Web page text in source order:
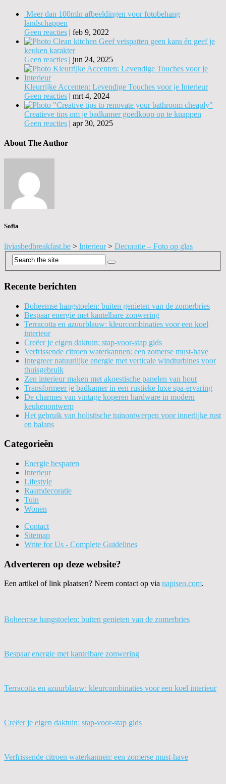
Meer dan 100mln afbeeldingen voor fotobehang
landschappen
Geen reacties | feb 9, 2022
Geef vetspatten geen kans én geef je
keuken karakter
Geen reacties | jun 24, 2025
Kleurrijke Accenten: Levendige Touches voor je Interieur
Geen reacties | mrt 4, 2024
Creatieve tips om je badkamer goedkoop op te knappen
Geen reacties | apr 30, 2025
About The Author
Sofia
liviasbedbreakfast.be > Interieur> Decoratie – Foto op glas
Recente berichten
Boheemse hangstoelen: buiten genieten van de zomerbries
Bespaar energie met kantelbare zonwering
Terracotta en azuurblauw: kleurcombinaties voor een koel
interieur
Creëer je eigen daktuin: stap-voor-stap gids
Verfrissende citroen waterkannen: een zomerse must-have
Integreer natuurlijke energie met verticale windturbines voor
thuisgebruik
Zen interieur maken met akoestische panelen van hout
Transformeer je badkamer in een rustieke luxe spa-ervaring
De charmes van vintage koperen hardware in modern
keukenontwerp
Het gebruik van holistische tuinontwerpen voor innerlijke rust
en balans
Categorieën
Energie besparen
Interieur
Lifestyle
Raamdecoratie
Tuin
Wonen
Contact
Sitemap
Write for Us - Complete Guidelines
Adverteren op deze website?
Een artikel of link plaatsen? Neem contact op via napiseo.com.
Boheemse hangstoelen: buiten genieten van de zomerbries
Bespaar energie met kantelbare zonwering
Terracotta en azuurblauw: kleurcombinaties voor een koel interieur
Creëer je eigen daktuin: stap-voor-stap gids
Verfrissende citroen waterkannen: een zomerse must-have